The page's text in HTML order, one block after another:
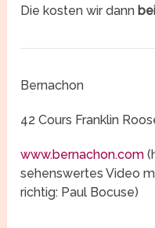
Die kosten wir dann
Bernachon
42 Cours Franklin
www.bernachon.com
sehenswertes Video
richtig: Paul Bocuse)